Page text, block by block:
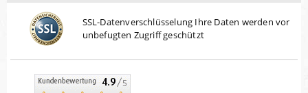
SSL-Datenverschlüsselung Ihre Daten werden vor
unbefugten Zugriff geschützt